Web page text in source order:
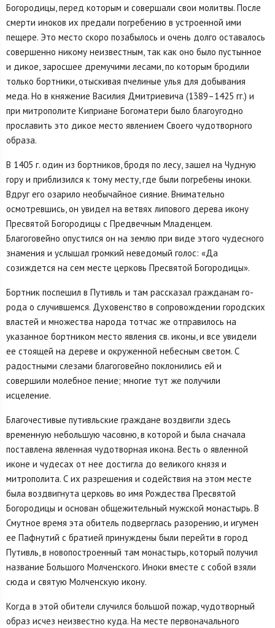
Богородицы, перед которым и совер­шали свои молитвы. После
смерти иноков их предали погребению в устроенной ими
пещере. Это место скоро позабылось и очень долго оставалось
совершенно никому неизвестным, так как оно было пустынное
и дикое, заросшее дремучими лесами, по которым бродили
только бортники, отыскивая пчелиные улья для добывания
меда. Но в княжение Василия Дмитриевича (1389–1425 гг.) и
при митрополите Киприане Богоматери было благоугодно
прославить это дикое место явлением Своего чудотворного
образа.
В 1405 г. один из бортников, бродя по лесу, зашел на Чудную
гору и приблизился к тому месту, где были погребены иноки.
Вдруг его озарило необычайное сияние. Внимательно
осмотревшись, он увидел на ветвях липового дерева икону
Пресвятой Богородицы с Предвечным Младенцем.
Благоговейно опустился он на землю при виде этого чудесного
знамения и услышал громкий неведомый го­лос: «Да
созиждется на сем месте церковь Пресвятой Богородицы».
Бортник поспешил в Путивль и там рассказал гражданам го­
рода о случившемся. Духовенство в сопровождении городских
вла­стей и множества народа тотчас же отправилось на
указанное бор­тником место явления св. иконы, и все увидели
ее стоящей на дереве и окруженной небесным светом. С
радостными слезами благого­вейно поклонились ей и
совершили молебное пение; многие тут же получили
исцеление.
Благочестивые путивльские граждане воздвигли здесь
времен­ную небольшую часовню, в которой и была сначала
поставлена явленная чудотворная икона. Весть о явленной
иконе и чудесах от нее достигла до великого князя и
митрополита. С их разрешения и содействия на этом месте
была воздвигнута церковь во имя Рож­дества Пресвятой
Богородицы и основан общежительный мужской монастырь. В
Смутное время эта обитель подверглась разорению, и игумен
ее Пафнутий с братией принуждены были перейти в город
Путивль, в новопостроенный там монастырь, который получил
на­звание Большого Молченского. Иноки вместе с собой взяли
сюда и святую Молченскую икону.
Когда в этой обители случился большой пожар, чудотворный
образ исчез неизвестно куда. На месте первоначального